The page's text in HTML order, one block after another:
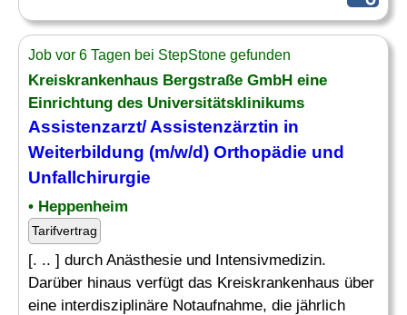
Job vor 6 Tagen bei StepStone gefunden
Kreiskrankenhaus Bergstraße GmbH eine
Einrichtung des Universitätsklinikums
Assistenzarzt/ Assistenzärztin in
Weiterbildung (m/w/d) Orthopädie und
Unfallchirurgie
• Heppenheim
Tarifvertrag
[. .. ] durch Anästhesie und Intensivmedizin.
Darüber hinaus verfügt das Kreiskrankenhaus über
eine interdisziplinäre Notaufnahme, die jährlich